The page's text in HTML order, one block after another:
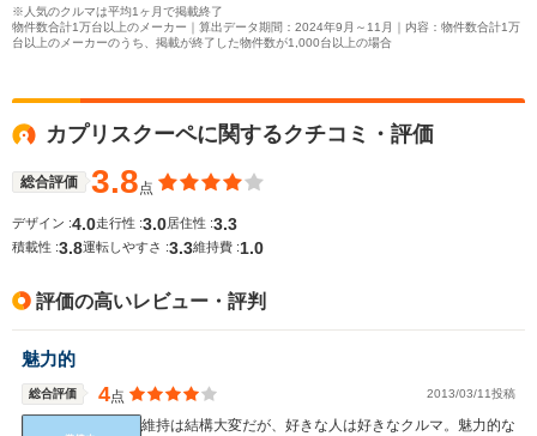
※人気のクルマは平均1ヶ月で掲載終了
物件数合計1万台以上のメーカー｜算出データ期間：2024年9月～11月｜内容：物件数合計1万
台以上のメーカーのうち、掲載が終了した物件数が1,000台以上の場合
カプリスクーペに関するクチコミ・評価
総合評価 3.8点
デザイン :4.0走行性 :3.0 居住性 :3.3
積載性 :3.8運転しやすさ :3.3維持費 :1.0
評価の高いレビュー・評判
魅力的
総合評価 4点 2013/03/11投稿
維持は結構大変だが、好きな人は好きなクルマ。魅力的な